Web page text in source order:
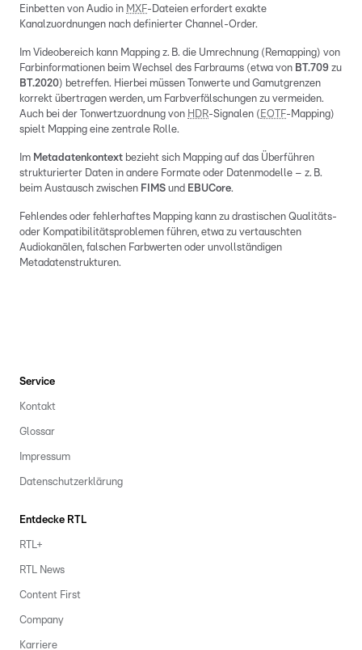
Einbetten von Audio in MXF-Dateien erfordert exakte
Kanalzuordnungen nach definierter Channel-Order.
Im Videobereich kann Mapping z. B. die Umrechnung (Remapping) von
Farbinformationen beim Wechsel des Farbraums (etwa von BT.709 zu
BT.2020) betreffen. Hierbei müssen Tonwerte und Gamutgrenzen
korrekt übertragen werden, um Farbverfälschungen zu vermeiden.
Auch bei der Tonwertzuordnung von HDR-Signalen ( EOTF-Mapping)
spielt Mapping eine zentrale Rolle.
Im Metadatenkontext bezieht sich Mapping auf das Überführen
strukturierter Daten in andere Formate oder Datenmodelle – z. B.
beim Austausch zwischen FIMS und EBUCore.
Fehlendes oder fehlerhaftes Mapping kann zu drastischen Qualitäts-
oder Kompatibilitätsproblemen führen, etwa zu vertauschten
Audiokanälen, falschen Farbwerten oder unvollständigen
Metadatenstrukturen.
Service
Kontakt
Glossar
Impressum
Datenschutzerklärung
Entdecke RTL
RTL+
RTL News
Content First
Company
Karriere